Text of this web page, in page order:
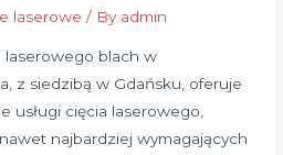
laserowe / By admin
laserowego blach w
z siedzibą w Gdańsku, oferuje
usługi cięcia laserowego,
najbardziej wymagających